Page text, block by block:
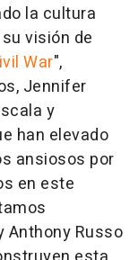
la cultura
visión de
War",
Jennifer
y
han elevado
ansiosos por
en este
Anthony Russo